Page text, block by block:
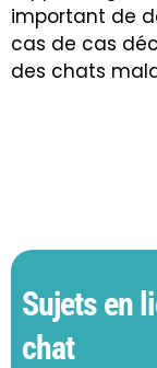
important de
cas de cas
des chats
Sujets en
chat